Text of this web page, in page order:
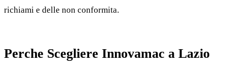
richiami e delle non conformita.
Perche Scegliere Innovamac a Lazio